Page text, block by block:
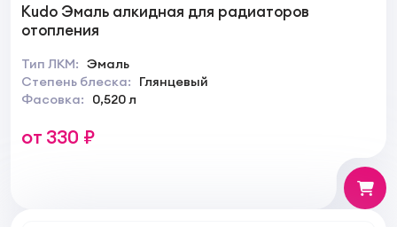
Kudo Эмаль алкидная для радиаторов
отопления
Тип ЛКМ: Эмаль
Степень блеска:
Глянцевый
Фасовка:
0,520 л
от 330 ₽